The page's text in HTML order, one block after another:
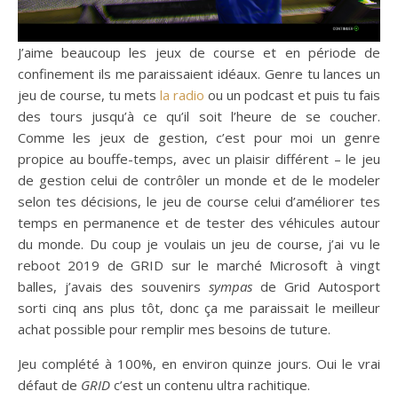
J’aime beaucoup les jeux de course et en période de
confinement ils me paraissaient idéaux. Genre tu lances un
jeu de course, tu mets la radio ou un podcast et puis tu fais
des tours jusqu’à ce qu’il soit l’heure de se coucher.
Comme les jeux de gestion, c’est pour moi un genre
propice au bouffe-temps, avec un plaisir différent – le jeu
de gestion celui de contrôler un monde et de le modeler
selon tes décisions, le jeu de course celui d’améliorer tes
temps en permanence et de tester des véhicules autour
du monde. Du coup je voulais un jeu de course, j’ai vu le
reboot 2019 de GRID sur le marché Microsoft à vingt
balles, j’avais des souvenirs sympas de Grid Autosport
sorti cinq ans plus tôt, donc ça me paraissait le meilleur
achat possible pour remplir mes besoins de tuture.
Jeu complété à 100%, en environ quinze jours. Oui le vrai
défaut de GRID c’est un contenu ultra rachitique.